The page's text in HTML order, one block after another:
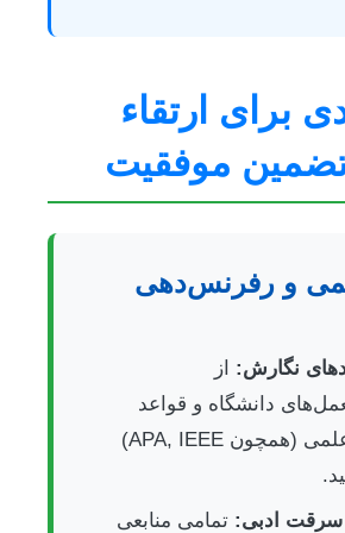
برای ارتقاء
موفقیت
و رفرنس‌دهی
نگارش: از
دانشگاه و قواعد
نگارش علمی (همچون APA, IEEE)
سرقت ادبی: تمامی منابعی